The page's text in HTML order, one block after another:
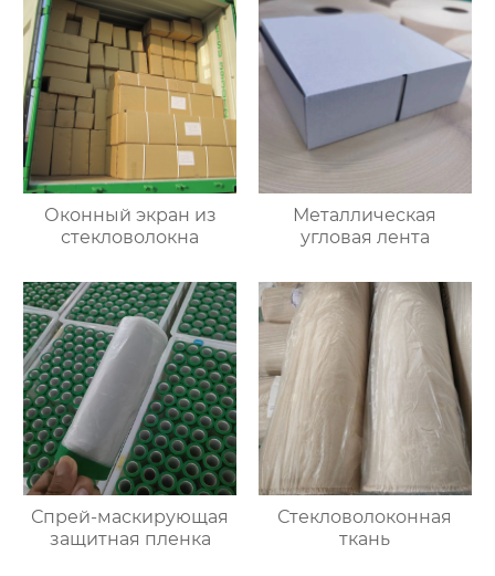
Оконный экран из
стекловолокна
Металлическая
угловая лента
Спрей-маскирующая
защитная пленка
Стекловолоконная
ткань